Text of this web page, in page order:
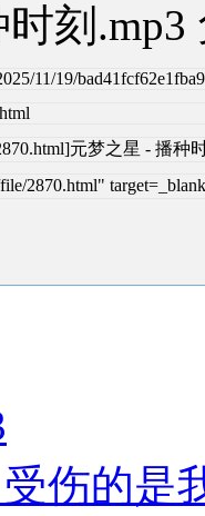
刻.mp3
11/19/
元梦之星 - 播种
2870.html"
伤的是